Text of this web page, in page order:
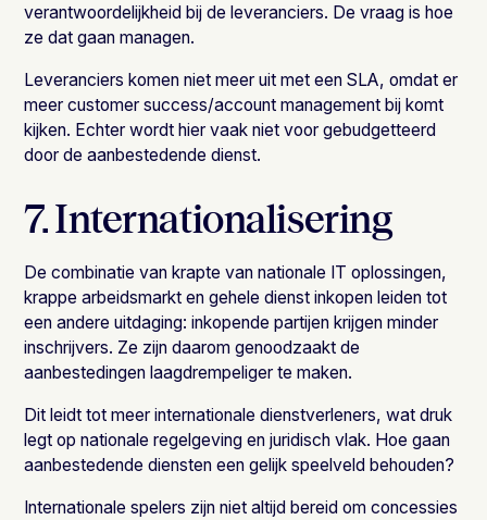
verantwoordelijkheid bij de leveranciers. De vraag is hoe
ze dat gaan managen.
Leveranciers komen niet meer uit met een SLA, omdat er
meer customer success/account management bij komt
kijken. Echter wordt hier vaak niet voor gebudgetteerd
door de aanbestedende dienst.
7. Internationalisering
De combinatie van krapte van nationale IT oplossingen,
krappe arbeidsmarkt en gehele dienst inkopen leiden tot
een andere uitdaging: inkopende partijen krijgen minder
inschrijvers. Ze zijn daarom genoodzaakt de
aanbestedingen laagdrempeliger te maken.
Dit leidt tot meer internationale dienstverleners, wat druk
legt op nationale regelgeving en juridisch vlak. Hoe gaan
aanbestedende diensten een gelijk speelveld behouden?
Internationale spelers zijn niet altijd bereid om concessies